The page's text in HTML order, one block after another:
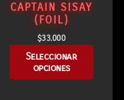
CAPTAIN SISAY
(FOIL)
$33.000
Seleccionar
opciones